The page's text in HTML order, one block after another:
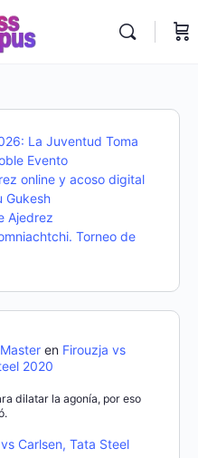
La Juventud Toma
Evento
online y acoso digital
Gukesh
Ajedrez
Torneo de
en Firouzja vs
2020
dilatar la agonía, por eso
Carlsen, Tata Steel